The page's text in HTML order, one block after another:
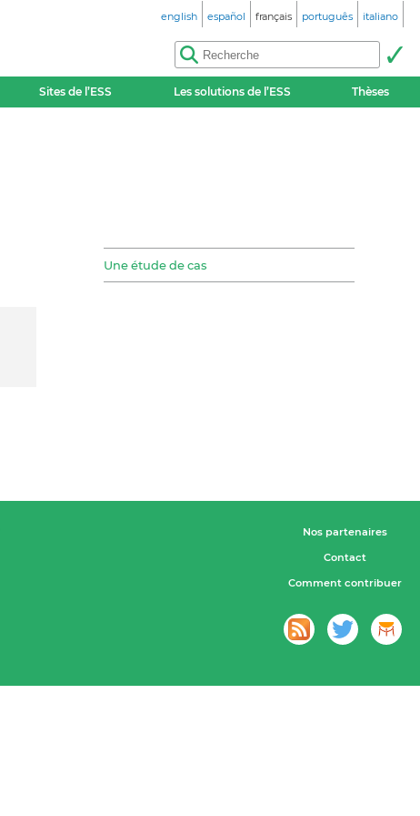
english español français português italiano
Sites de l’ESS Les solutions de l’ESS Thèses
Une étude de cas
Nos partenaires
Contact
Comment contribuer